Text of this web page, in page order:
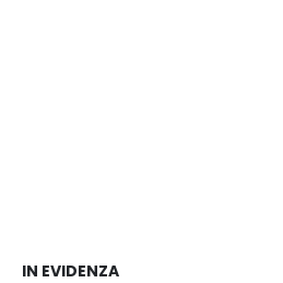
IN EVIDENZA